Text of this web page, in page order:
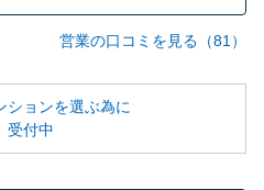
営業の口コミを見る（81）
ョンを選ぶ為に
受付中